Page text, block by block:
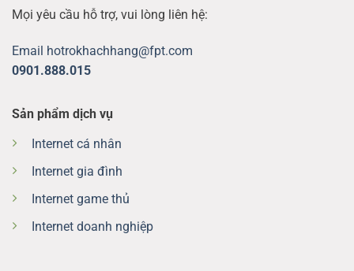
Mọi yêu cầu hỗ trợ, vui lòng liên hệ:
Email hotrokhachhang@fpt.com
0901.888.015
Sản phẩm dịch vụ
Internet cá nhân
Internet gia đình
Internet game thủ
Internet doanh nghiệp